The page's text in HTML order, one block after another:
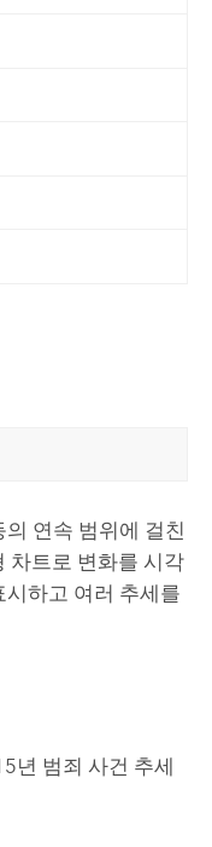
연속 범위에 걸친
차트로 변화를 시각
하고 여러 추세를
년 범죄 사건 추세